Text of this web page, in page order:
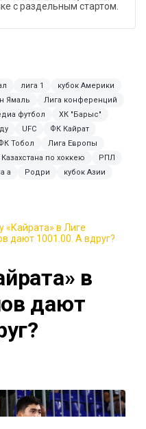
с раздельным стартом.
лига 1
кубок Америки
Ямаль
Лига конференций
футбол
ХК "Барыс"
UFC
ФК Кайрат
Тобол
Лига Европы
по хоккею
РПЛ
а Родри кубок Азии
«Кайрата» в Лиге
дают 1001.00. А вдруг?
в
дают